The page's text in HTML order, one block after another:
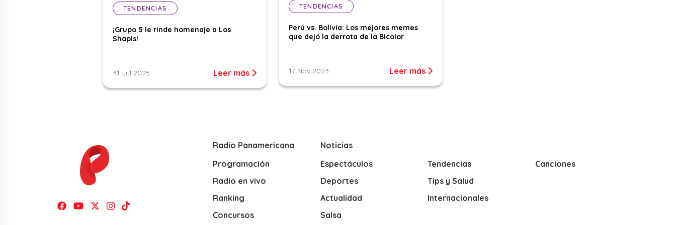
TENDENCIAS
¡Grupo 5 le rinde homenaje a Los
Shapis!
31 Jul 2025 Leer más
TENDENCIAS
Perú vs. Bolivia: Los mejores memes
que dejó la derrota de la Bicolor
17 Nov 2023 Leer más
Radio Panamericana
Programación
Radio en vivo
Ranking
Concursos
Noticias
Espectáculos
Deportes
Actualidad
Salsa
Tendencias
Tips y Salud
Internacionales
Canciones